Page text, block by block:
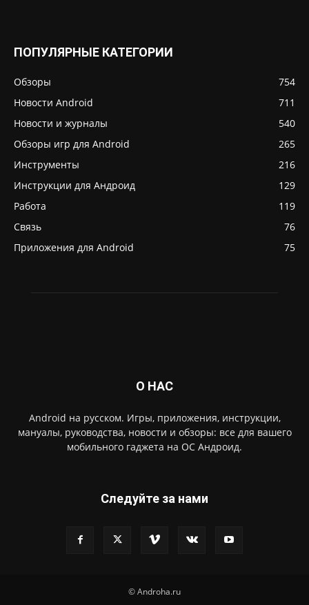
ПОПУЛЯРНЫЕ КАТЕГОРИИ
Обзоры
754
Новости Android
711
Новости и журналы
540
Обзоры игр для Android
265
Инструменты
216
Инструкции для Андроид
129
Работа
119
Связь
76
Приложения для Android
75
О НАС
Android на русском. Игры, приложения, инструкции,
мануалы, руководства, новости и обзоры: все для вашего
мобильного гаджета на ОС Андроид.
Следуйте за нами
© Androha.ru